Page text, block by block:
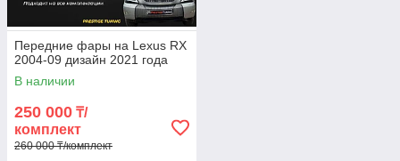
Передние фары на Lexus RX
2004-09 дизайн 2021 года
В наличии
250 000 ₸/
комплект
260 000 ₸/комплект